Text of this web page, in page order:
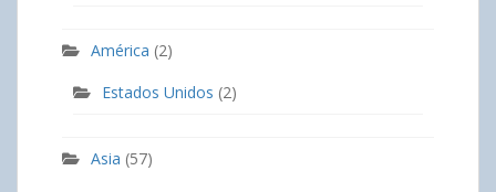
América (2)
Estados Unidos (2)
Asia (57)